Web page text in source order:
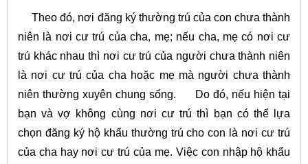
Theo đó, nơi đăng ký thường trú của con chưa thành
niên là nơi cư trú của cha, mẹ; nếu cha, mẹ có nơi cư
trú khác nhau thì nơi cư trú của người chưa thành niên
là nơi cư trú của cha hoặc mẹ mà người chưa thành
niên thường xuyên chung sống.
Do đó, nếu hiện tại
bạn và vợ không cùng nơi cư trú thì bạn có thể lựa
chọn đăng ký hộ khẩu thường trú cho con là nơi cư trú
của cha hay nơi cư trú của mẹ. Việc con nhập hộ khẩu